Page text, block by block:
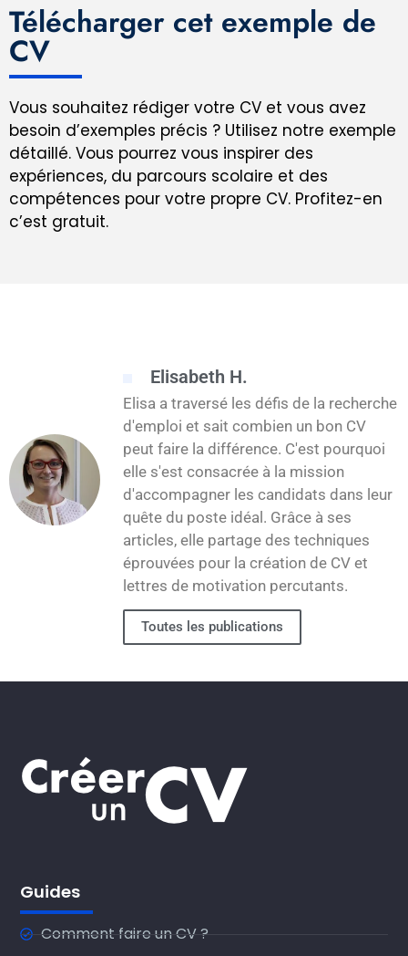
Télécharger cet exemple de
CV
Vous souhaitez rédiger votre CV et vous avez
besoin d’exemples précis ? Utilisez notre exemple
détaillé. Vous pourrez vous inspirer des
expériences, du parcours scolaire et des
compétences pour votre propre CV. Profitez-en
c’est gratuit.
Elisabeth H.
Elisa a traversé les défis de la recherche
d'emploi et sait combien un bon CV
peut faire la différence. C'est pourquoi
elle s'est consacrée à la mission
d'accompagner les candidats dans leur
quête du poste idéal. Grâce à ses
articles, elle partage des techniques
éprouvées pour la création de CV et
lettres de motivation percutants.
Toutes les publications
Guides
Comment faire un CV ?